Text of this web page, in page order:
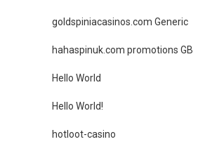
goldspiniacasinos.com Generic
hahaspinuk.com promotions GB
Hello World
Hello World!
hotloot-casino